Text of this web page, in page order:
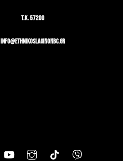
T.K. 57200
info@ethnikoslaginonbc.gr